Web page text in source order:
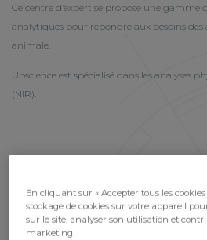
Ce centre d’expertise propose une gamme
analytiques pour répondre aux besoins
animale.
Upscience est spécialisé dans les analyses
(NIR).
NOTRE OFFRE EN
Analyses
En cliquant sur « Accepter tous les cookies
stockage de cookies sur votre appareil
sur le site, analyser son utilisation et
marketing.